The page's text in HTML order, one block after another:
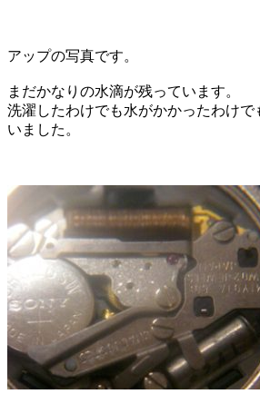
アップの写真です。
まだかなりの水滴が残っています。
洗濯したわけでも水がかかったわけで
いました。